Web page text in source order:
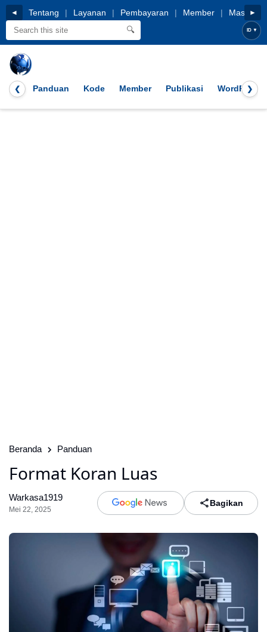
◄ Tentang | Layanan | Pembayaran | Member | Masuk►
🔍 ID ▼
❮ Panduan Kode Member Publikasi WordPress
❯
Beranda Panduan
Format Koran Luas
Warkasa1919
Mei 22, 2025
Bagikan